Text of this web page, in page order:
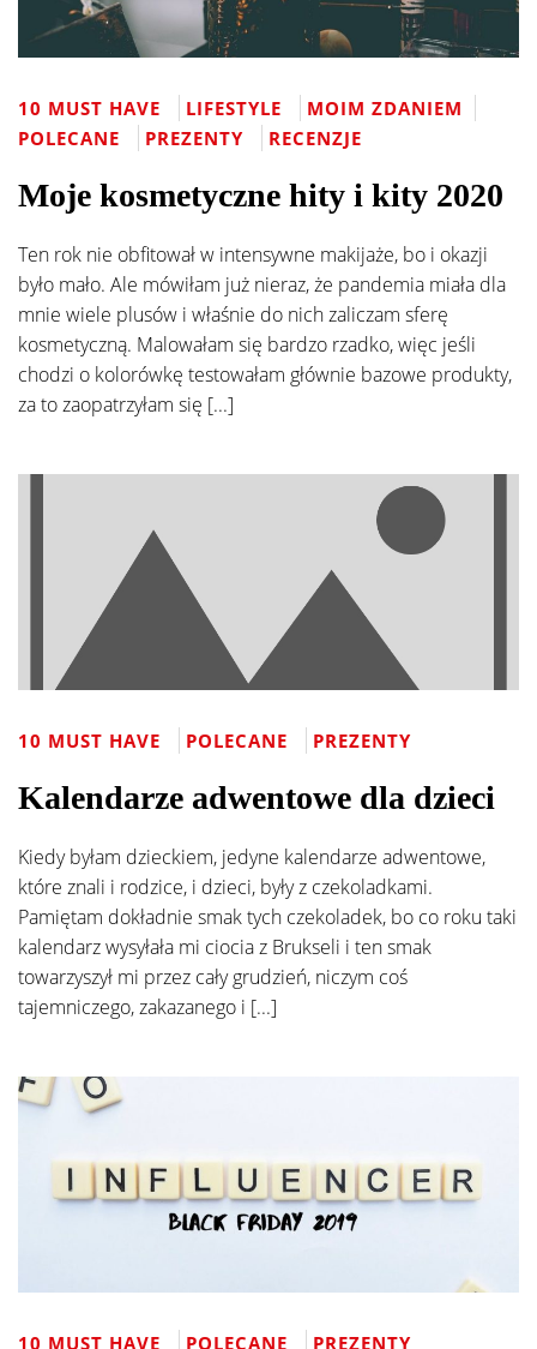
10 MUST HAVE LIFESTYLE
MOIM ZDANIEM
POLECANE
PREZENTY RECENZJE
Moje kosmetyczne hity i kity 2020
Ten rok nie obfitował w intensywne makijaże, bo i okazji
było mało. Ale mówiłam już nieraz, że pandemia miała dla
mnie wiele plusów i właśnie do nich zaliczam sferę
kosmetyczną. Malowałam się bardzo rzadko, więc jeśli
chodzi o kolorówkę testowałam głównie bazowe produkty,
za to zaopatrzyłam się [...]
10 MUST HAVE POLECANE PREZENTY
Kalendarze adwentowe dla dzieci
Kiedy byłam dzieckiem, jedyne kalendarze adwentowe,
które znali i rodzice, i dzieci, były z czekoladkami.
Pamiętam dokładnie smak tych czekoladek, bo co roku taki
kalendarz wysyłała mi ciocia z Brukseli i ten smak
towarzyszył mi przez cały grudzień, niczym coś
tajemniczego, zakazanego i [...]
10 MUST HAVE POLECANE PREZENTY